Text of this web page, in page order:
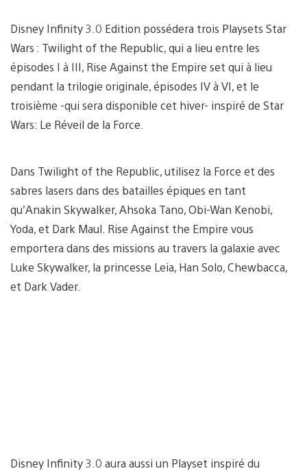
Disney Infinity 3.0 Edition possédera trois Playsets Star
Wars : Twilight of the Republic, qui a lieu entre les
épisodes I à III, Rise Against the Empire set qui à lieu
pendant la trilogie originale, épisodes IV à VI, et le
troisième -qui sera disponible cet hiver- inspiré de Star
Wars: Le Réveil de la Force.
Dans Twilight of the Republic, utilisez la Force et des
sabres lasers dans des batailles épiques en tant
qu’Anakin Skywalker, Ahsoka Tano, Obi-Wan Kenobi,
Yoda, et Dark Maul. Rise Against the Empire vous
emportera dans des missions au travers la galaxie avec
Luke Skywalker, la princesse Leia, Han Solo, Chewbacca,
et Dark Vader.
Disney Infinity 3.0 aura aussi un Playset inspiré du